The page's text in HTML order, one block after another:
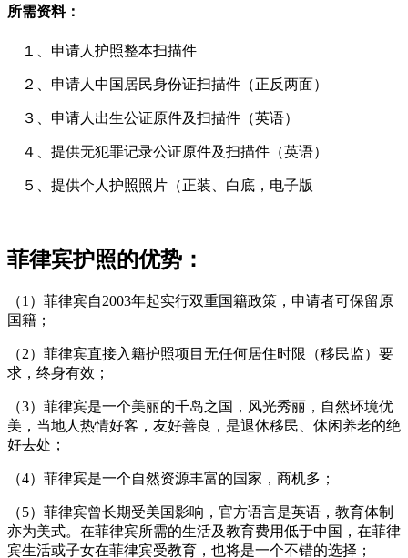
所需资料：
１、申请人护照整本扫描件
２、申请人中国居民身份证扫描件（正反两面）
３、申请人出生公证原件及扫描件（英语）
４、提供无犯罪记录公证原件及扫描件（英语）
５、提供个人护照照片（正装、白底，电子版
菲律宾护照的优势：
（1）菲律宾自2003年起实行双重国籍政策，申请者可保留原
国籍；
（2）菲律宾直接入籍护照项目无任何居住时限（移民监）要
求，终身有效；
（3）菲律宾是一个美丽的千岛之国，风光秀丽，自然环境优
美，当地人热情好客，友好善良，是退休移民、休闲养老的绝
好去处；
（4）菲律宾是一个自然资源丰富的国家，商机多；
（5）菲律宾曾长期受美国影响，官方语言是英语，教育体制
亦为美式。在菲律宾所需的生活及教育费用低于中国，在菲律
宾生活或子女在菲律宾受教育，也将是一个不错的选择；